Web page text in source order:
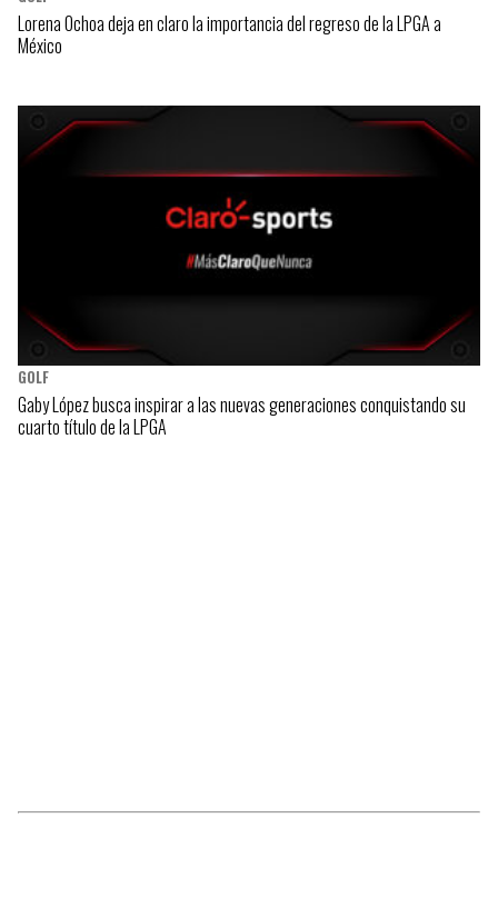
Lorena Ochoa deja en claro la importancia del regreso de la LPGA a
México
GOLF
Gaby López busca inspirar a las nuevas generaciones conquistando su
cuarto título de la LPGA